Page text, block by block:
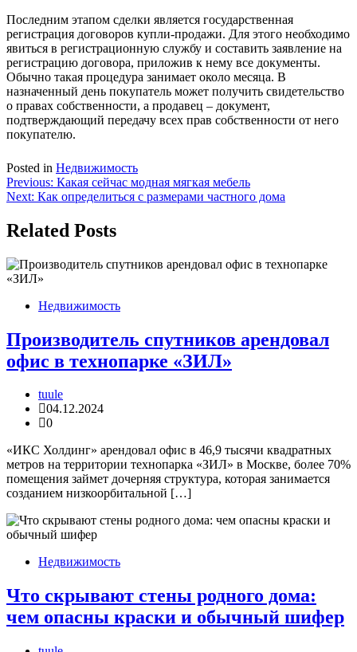
Последним этапом сделки является государственная
регистрация договоров купли-продажи. Для этого необходимо
явиться в регистрационную службу и составить заявление на
регистрацию договора, приложив к нему все документы.
Обычно такая процедура занимает около месяца. В
назначенный день покупатель может получить свидетельство
о правах собственности, а продавец – документ,
подтверждающий передачу всех прав собственности от него
покупателю.
Posted in Недвижимость
Навигация
по
записям
Previous: Какая сейчас модная мягкая мебель
Next: Как определиться с размерами частного дома
Related Posts
Недвижимость
Производитель спутников арендовал
офис в технопарке «ЗИЛ»
tuule
04.12.2024
0
«ИКС Холдинг» арендовал офис в 46,9 тысячи квадратных
метров на территории технопарка «ЗИЛ» в Москве, более 70%
помещения займет дочерняя структура, которая занимается
созданием низкоорбитальной […]
Недвижимость
Что скрывают стены родного дома:
чем опасны краски и обычный шифер